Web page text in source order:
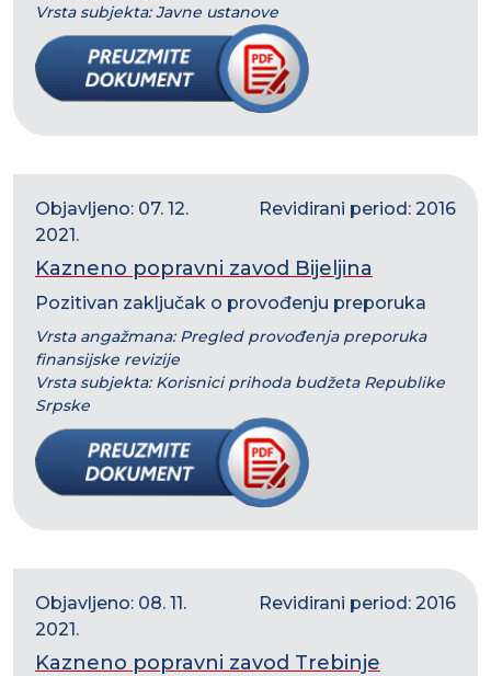
Vrsta subjekta: Javne ustanove
Objavljeno: 07. 12.
2021.
Revidirani period: 2016
Kazneno popravni zavod Bijeljina
Pozitivan zaključak o provođenju preporuka
Vrsta angažmana: Pregled provođenja preporuka
finansijske revizije
Vrsta subjekta: Korisnici prihoda budžeta Republike
Srpske
Objavljeno: 08. 11.
2021.
Revidirani period: 2016
Kazneno popravni zavod Trebinje